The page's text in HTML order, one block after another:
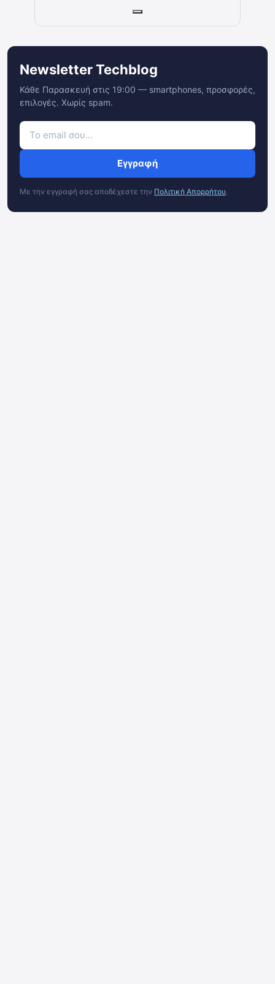
Newsletter Techblog
Κάθε Παρασκευή στις 19:00 — smartphones, προσφορές,
επιλογές. Χωρίς spam.
Εγγραφή
Με την εγγραφή σας αποδέχεστε την Πολιτική Απορρήτου.